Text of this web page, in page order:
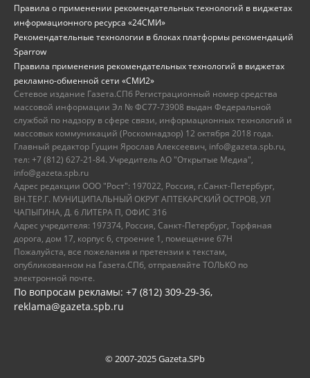
Правила о применении рекомендательных технологий в виджетах
информационного ресурса «24СМИ»
Рекомендательные технологии в блоках платформы рекомендаций
Sparrow
Правила применения рекомендательных технологий в виджетах
рекламно-обменной сети «СМИ2»
Сетевое издание Газета.СПб Регистрационный номер средства
массовой информации Эл № ФС77-73908 выдан Федеральной
службой по надзору в сфере связи, информационных технологий и
массовых коммуникаций (Роскомнадзор) 12 октября 2018 года.
Главный редактор Гущин Ярослав Алексеевич, info@gazeta.spb.ru,
тел: +7 (812) 627-21-84. Учредитель АО "Открытые Медиа",
info@gazeta.spb.ru
Адрес редакции ООО "Рост": 197022, Россия, г.Санкт-Петербург,
ВН.ТЕР.Г. МУНИЦИПАЛЬНЫЙ ОКРУГ АПТЕКАРСКИЙ ОСТРОВ, УЛ
ЧАПЫГИНА, Д. 6 ЛИТЕРА П, ОФИС 316
Адрес учредителя: 197374, Россия, Санкт-Петербург, Торфяная
дорога, дом 17, корпус 6, строение 1, помещение 67Н
Пожалуйста, все пожелания и претензии к текстам,
опубликованном на Газета.СПб, отправляйте ТОЛЬКО по
электронной почте.
По вопросам рекламы: +7 (812) 309-29-36,
reklama@gazeta.spb.ru
© 2007-2025 Gazeta.SPb